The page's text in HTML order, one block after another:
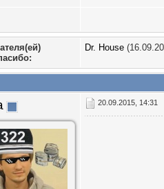
Dr. House
20.09.2015, 14:31